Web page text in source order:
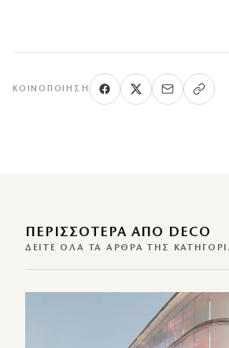
ΚΟΙΝΟΠΟΊΗΣΗ
ΠΕΡΙΣΣΌΤΕΡΑ ΑΠΌ DECO
ΔΕΊΤΕ ΌΛΑ ΤΑ ΆΡΘΡΑ ΤΗΣ